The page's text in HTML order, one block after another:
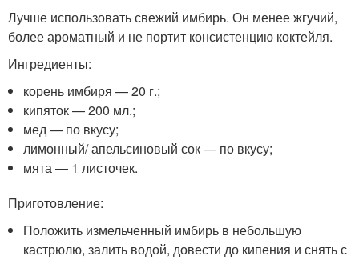
Лучше использовать свежий имбирь. Он менее жгучий,
более ароматный и не портит консистенцию коктейля.
Ингредиенты:
корень имбиря — 20 г.;
кипяток — 200 мл.;
мед — по вкусу;
лимонный/ апельсиновый сок — по вкусу;
мята — 1 листочек.
Приготовление:
Положить измельченный имбирь в небольшую
кастрюлю, залить водой, довести до кипения и снять с